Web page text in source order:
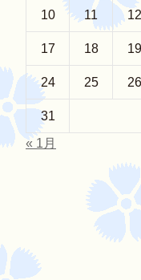
10 11 12
17 18 19
24 25 26
31
« 1月